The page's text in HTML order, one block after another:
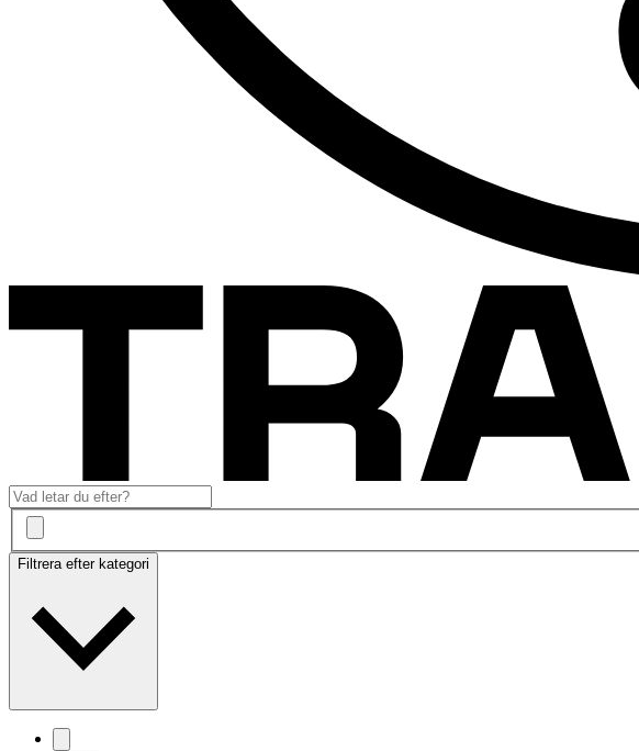
Filtrera efter kategori